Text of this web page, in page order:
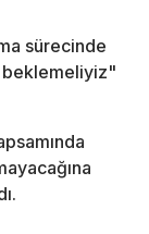
sürecinde
beklemeliyiz"